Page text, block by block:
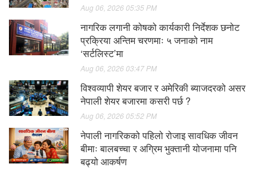
Aug 06, 2026 05:35 PM
नागरिक लगानी कोषको कार्यकारी निर्देशक छनोट
प्रक्रिया अन्तिम चरणमाः ५ जनाको नाम
‘सर्टलिस्ट’मा
Aug 06, 2026 03:47 PM
विश्वव्यापी शेयर बजार र अमेरिकी ब्याजदरको असर
नेपाली शेयर बजारमा कसरी पर्छ ?
Aug 06, 2026 05:52 PM
नेपाली नागरिकको पहिलो रोजाइ सावधिक जीवन
बीमाः बालबच्चा र अग्रिम भुक्तानी योजनामा पनि
बढ्यो आकर्षण